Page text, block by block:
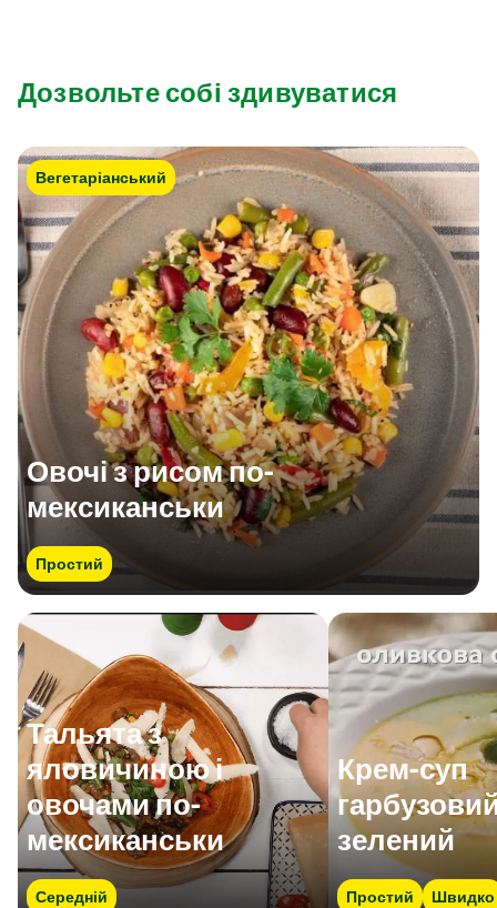
Дозвольте собі здивуватися
Вегетаріанський
Овочі з рисом по-
мексиканськи
Простий
Тальята з
яловичиною і
овочами по-
мексиканськи
Середній
Крем-суп
зелений
Простий Швидко